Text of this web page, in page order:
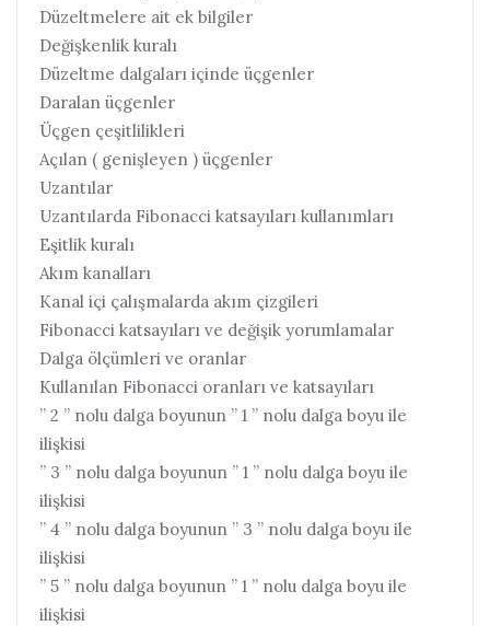
Düzeltmelere ait ek bilgiler
Değişkenlik kuralı
Düzeltme dalgaları içinde üçgenler
Daralan üçgenler
Üçgen çeşitlilikleri
Açılan ( genişleyen ) üçgenler
Uzantılar
Uzantılarda Fibonacci katsayıları kullanımları
Eşitlik kuralı
Akım kanalları
Kanal içi çalışmalarda akım çizgileri
Fibonacci katsayıları ve değişik yorumlamalar
Dalga ölçümleri ve oranlar
Kullanılan Fibonacci oranları ve katsayıları
” 2 ” nolu dalga boyunun ” 1 ” nolu dalga boyu ile
ilişkisi
” 3 ” nolu dalga boyunun ” 1 ” nolu dalga boyu ile
ilişkisi
” 4 ” nolu dalga boyunun ” 3 ” nolu dalga boyu ile
ilişkisi
” 5 ” nolu dalga boyunun ” 1 ” nolu dalga boyu ile
ilişkisi